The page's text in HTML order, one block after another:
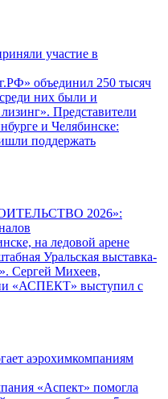
участие в
объединил 250 тысяч
них были и
Представители
и Челябинске:
поддержать
2026»:
на ледовой арене
Уральская выставка-
Сергей Михеев,
«АСПЕКТ» выступил с
аэрохимкомпаниям
«Аспект» помогла